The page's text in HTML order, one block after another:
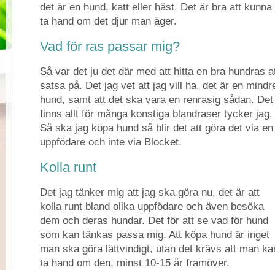
det är en hund, katt eller häst. Det är bra att kunna
ta hand om det djur man äger.
Vad för ras passar mig?
Så var det ju det där med att hitta en bra hundras
satsa på. Det jag vet att jag vill ha, det är en
hund, samt att det ska vara en renrasig sådan. Det
finns allt för många konstiga blandraser tycker jag.
Så ska jag köpa hund så blir det att göra det via en
uppfödare och inte via Blocket.
Kolla runt
Det jag tänker mig att jag ska göra nu, det är att
kolla runt bland olika uppfödare och även besöka
dem och deras hundar. Det för att se vad för hund
som kan tänkas passa mig. Att köpa hund är inget
man ska göra lättvindigt, utan det krävs att man
ta hand om den, minst 10-15 år framöver.